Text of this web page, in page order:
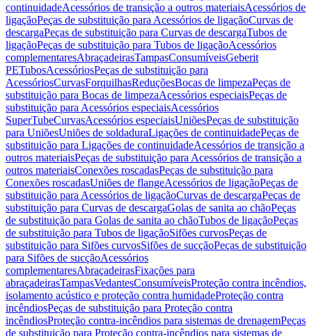
continuidadeAcessórios de transição a outros materiaisAcessórios de
ligaçãoPeças de substituição para Acessórios de ligaçãoCurvas de
descargaPeças de substituição para Curvas de descargaTubos de
ligaçãoPeças de substituição para Tubos de ligaçãoAcessórios
complementaresAbraçadeirasTampasConsumíveisGeberit
PETubosAcessóriosPeças de substituição para
AcessóriosCurvasForquilhasReduçõesBocas de limpezaPeças de
substituição para Bocas de limpezaAcessórios especiaisPeças de
substituição para Acessórios especiaisAcessórios
SuperTubeCurvasAcessórios especiaisUniõesPeças de substituição
para UniõesUniões de soldaduraLigações de continuidadePeças de
substituição para Ligações de continuidadeAcessórios de transição a
outros materiaisPeças de substituição para Acessórios de transição a
outros materiaisConexões roscadasPeças de substituição para
Conexões roscadasUniões de flangeAcessórios de ligaçãoPeças de
substituição para Acessórios de ligaçãoCurvas de descargaPeças de
substituição para Curvas de descargaGolas de sanita ao chãoPeças
de substituição para Golas de sanita ao chãoTubos de ligaçãoPeças
de substituição para Tubos de ligaçãoSifões curvosPeças de
substituição para Sifões curvosSifões de sucçãoPeças de substituição
para Sifões de sucçãoAcessórios
complementaresAbraçadeirasFixações para
abraçadeirasTampasVedantesConsumíveisProteção contra incêndios,
isolamento acústico e proteção contra humidadeProteção contra
incêndiosPeças de substituição para Proteção contra
incêndiosProteção contra-incêndios para sistemas de drenagemPeças
de substituição para Proteção contra-incêndios para sistemas de